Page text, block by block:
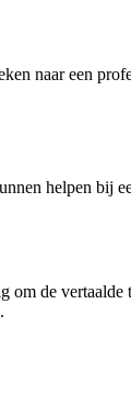
naar een
helpen bij
de